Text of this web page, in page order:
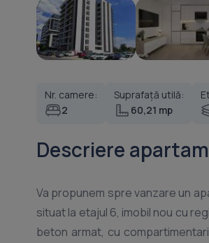
Nr. camere:
2
Suprafață utilă:
60,21 mp
Descriere
Va propunem spre vanzare un
situat la etajul 6, imobil nou cu
beton armat, cu